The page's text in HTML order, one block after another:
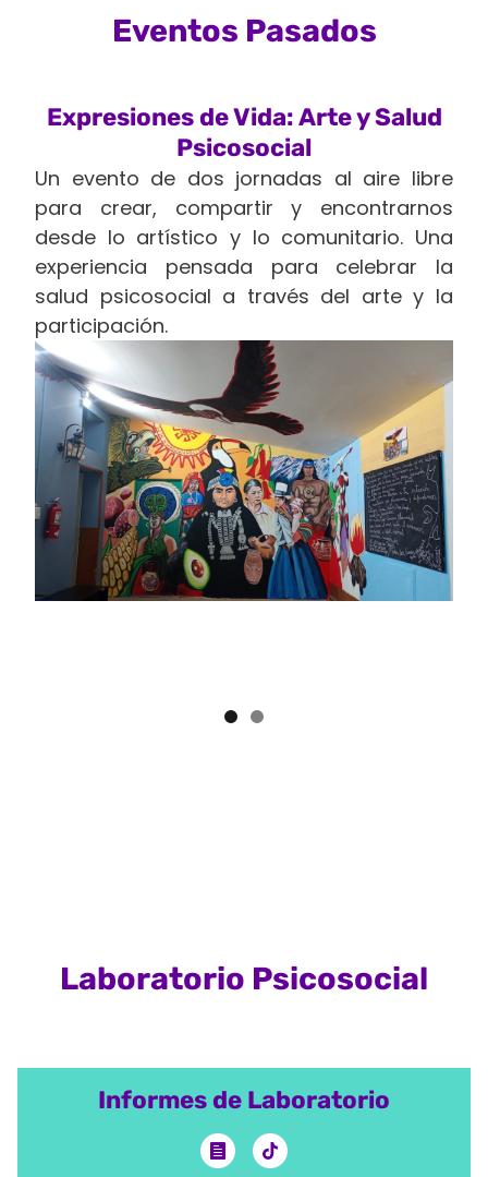
Eventos Pasados
Expresiones de Vida: Arte y Salud
Psicosocial
Un evento de dos jornadas al aire libre
para crear, compartir y encontrarnos
desde lo artístico y lo comunitario. Una
experiencia pensada para celebrar la
salud psicosocial a través del arte y la
participación.
Laboratorio Psicosocial
Informes de Laboratorio